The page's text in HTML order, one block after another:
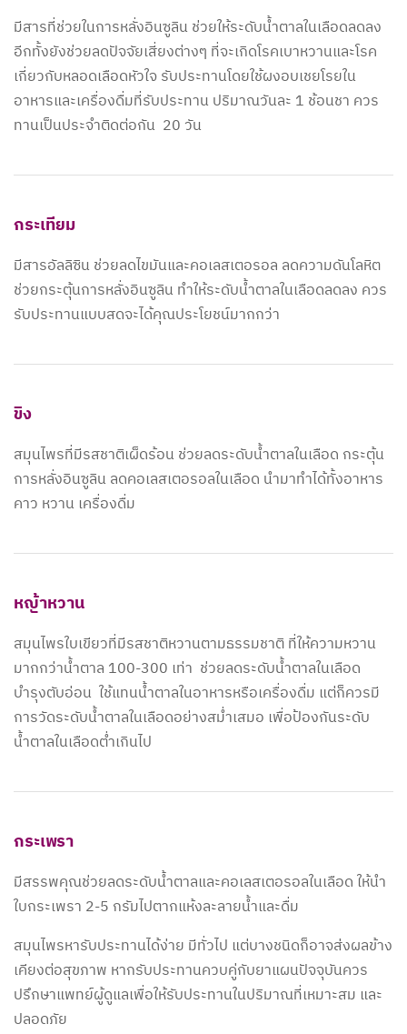
มีสารที่ช่วยในการหลั่งอินซูลิน ช่วยให้ระดับน้ำตาลในเลือดลดลง
อีกทั้งยังช่วยลดปัจจัยเสี่ยงต่างๆ ที่จะเกิดโรคเบาหวานและโรค
เกี่ยวกับหลอดเลือดหัวใจ รับประทานโดยใช้ผงอบเชยโรยใน
อาหารและเครื่องดื่มที่รับประทาน ปริมาณวันละ 1 ช้อนชา ควร
ทานเป็นประจำติดต่อกัน 20 วัน
กระเทียม
มีสารอัลลิซิน ช่วยลดไขมันและคอเลสเตอรอล ลดความดันโลหิต
ช่วยกระตุ้นการหลั่งอินซูลิน ทำให้ระดับน้ำตาลในเลือดลดลง ควร
รับประทานแบบสดจะได้คุณประโยชน์มากกว่า
ขิง
สมุนไพรที่มีรสชาติเผ็ดร้อน ช่วยลดระดับน้ำตาลในเลือด กระตุ้น
การหลั่งอินซูลิน ลดคอเลสเตอรอลในเลือด นำมาทำได้ทั้งอาหาร
คาว หวาน เครื่องดื่ม
หญ้าหวาน
สมุนไพรใบเขียวที่มีรสชาติหวานตามธรรมชาติ ที่ให้ความหวาน
มากกว่าน้ำตาล 100-300 เท่า ช่วยลดระดับน้ำตาลในเลือด
บำรุงตับอ่อน ใช้แทนน้ำตาลในอาหารหรือเครื่องดื่ม แต่ก็ควรมี
การวัดระดับน้ำตาลในเลือดอย่างสม่ำเสมอ เพื่อป้องกันระดับ
น้ำตาลในเลือดต่ำเกินไป
กระเพรา
มีสรรพคุณช่วยลดระดับน้ำตาลและคอเลสเตอรอลในเลือด ให้นำ
ใบกระเพรา 2-5 กรัมไปตากแห้งละลายน้ำและดื่ม
สมุนไพรหารับประทานได้ง่าย มีทั่วไป แต่บางชนิดก็อาจส่งผลข้าง
เคียงต่อสุขภาพ หากรับประทานควบคู่กับยาแผนปัจจุบันควร
ปรึกษาแพทย์ผู้ดูแลเพื่อให้รับประทานในปริมาณที่เหมาะสม และ
ปลอดภัย